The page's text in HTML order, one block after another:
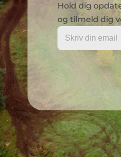
Hold dig
og tilmeld dig